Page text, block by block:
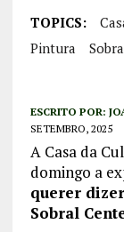
TOPICS:
Pintura
ESCRITO POR:
SETEMBRO, 2025
A Casa da
domingo a
querer
Sobral